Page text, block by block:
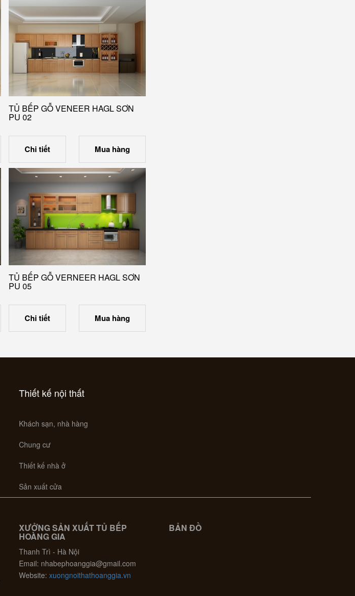
TỦ BẾP GỖ VENEER HAGL SƠN
PU 02
Chi tiết Mua hàng
TỦ BẾP GỖ VERNEER HAGL SƠN
PU 05
Chi tiết Mua hàng
Thiết kế nội thất
Khách sạn, nhà hàng
Chung cư
Thiết kế nhà ở
Sản xuất cửa
XƯỞNG SẢN XUẤT TỦ BẾP
HOÀNG GIA
Thanh Trì - Hà Nội
Email: nhabephoanggia@gmail.com
Website: xuongnoithathoanggia.vn
BẢN ĐỒ